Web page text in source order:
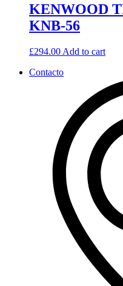
KENWOOD
KNB-56
£294.00 Add to cart
Contacto